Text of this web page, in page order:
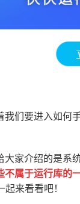
我们要进入如何
家介绍的是系
属于运行库的
起来看看吧！